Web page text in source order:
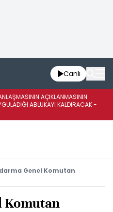
Canlı
AÇIKLANMASININ
ABLUKAYI KALDIRACAK -
Genel Komutan
Komutan